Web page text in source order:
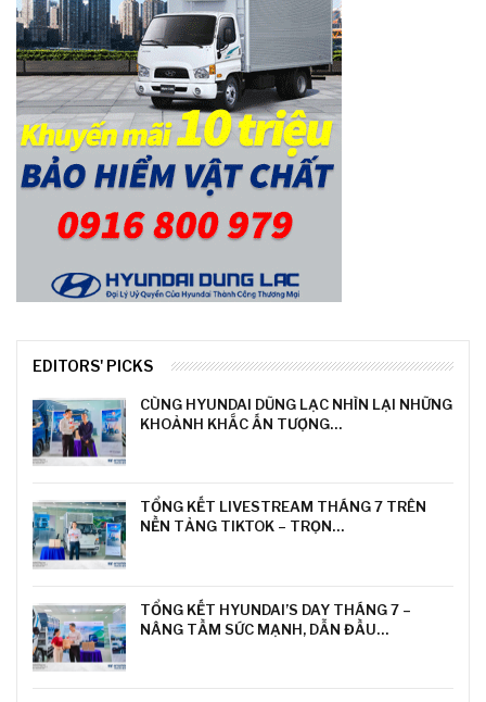
EDITORS' PICKS
CÙNG HYUNDAI DŨNG LẠC NHÌN LẠI NHỮNG
KHOẢNH KHẮC ẤN TƯỢNG…
TỔNG KẾT LIVESTREAM THÁNG 7 TRÊN
NỀN TẢNG TIKTOK – TRỌN…
TỔNG KẾT HYUNDAI’S DAY THÁNG 7 –
NÂNG TẦM SỨC MẠNH, DẪN ĐẦU…